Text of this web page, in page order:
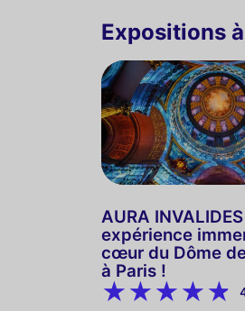
Expositions
AURA
expérience
cœur du Dôme
à Paris !